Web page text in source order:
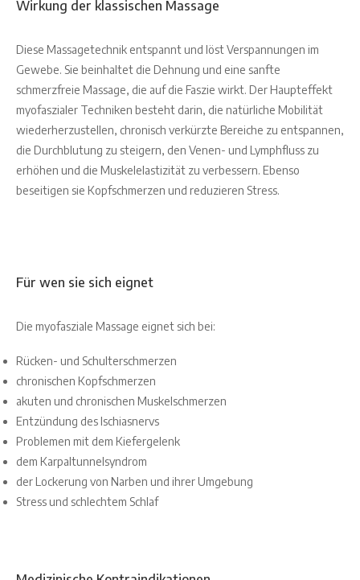
Wirkung der klassischen Massage
Diese Massagetechnik entspannt und löst Verspannungen im
Gewebe. Sie beinhaltet die Dehnung und eine sanfte
schmerzfreie Massage, die auf die Faszie wirkt. Der Haupteffekt
myofaszialer Techniken besteht darin, die natürliche Mobilität
wiederherzustellen, chronisch verkürzte Bereiche zu entspannen,
die Durchblutung zu steigern, den Venen- und Lymphfluss zu
erhöhen und die Muskelelastizität zu verbessern. Ebenso
beseitigen sie Kopfschmerzen und reduzieren Stress.
Für wen sie sich eignet
Die myofasziale Massage eignet sich bei:
Rücken- und Schulterschmerzen
chronischen Kopfschmerzen
akuten und chronischen Muskelschmerzen
Entzündung des Ischiasnervs
Problemen mit dem Kiefergelenk
dem Karpaltunnelsyndrom
der Lockerung von Narben und ihrer Umgebung
Stress und schlechtem Schlaf